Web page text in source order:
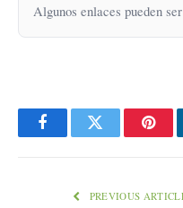
Algunos enlaces pueden
FacebookTwitter
PREVIOUS